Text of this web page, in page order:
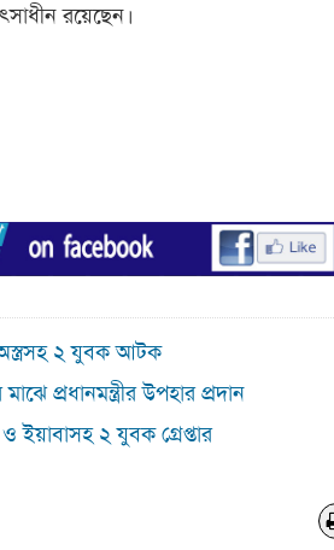
রয়েছেন।
২ যুবক আটক
প্রধানমন্ত্রীর উপহার প্রদান
ইয়াবাসহ ২ যুবক গ্রেপ্তার